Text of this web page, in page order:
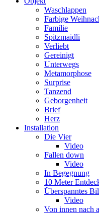
Waschlappen
Farbige
Familie
Spitzmaidli
Verliebt
Gereinigt
Unterwegs
Metamorphose
Surprise
Tanzend
Geborgenheit
Brief
Herz
Installation
Die Vier
Video
Fallen down
Video
In Begegnung
10 Meter
Überspanntes
Video
Von innen nach